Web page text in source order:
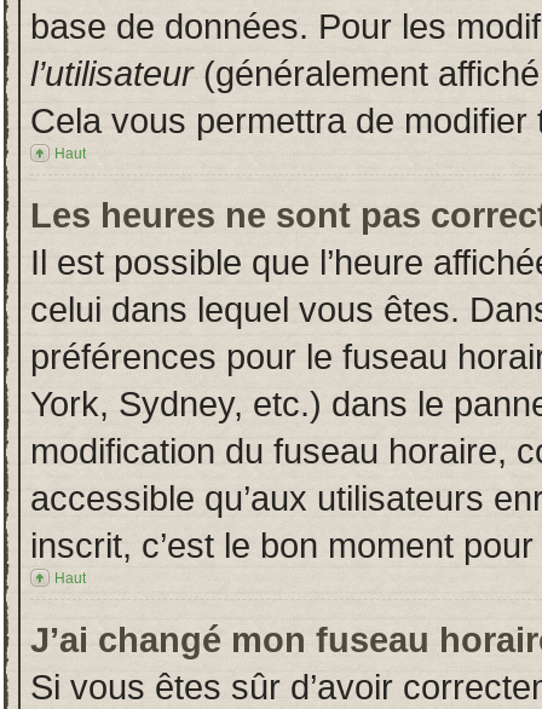
base de données. Pour les
l’utilisateur(généralement
Cela vous permettra de
Haut
Les heures ne sont pas
Il est possible que l’heure
celui dans lequel vous êtes.
préférences pour le fuseau
York, Sydney, etc.) dans le
modification du fuseau horaire,
accessible qu’aux utilisateurs
inscrit, c’est le bon moment
Haut
J’ai changé mon fuseau
Si vous êtes sûr d’avoir